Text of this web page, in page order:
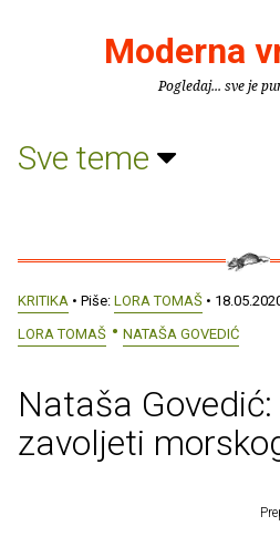
Moderna
Pogledaj... sve je
Sve teme
KRITIKA • Piše: LORA TOMAŠ •
LORA TOMAŠ
NATAŠA GOVEDIĆ
Nataša
zavoljeti